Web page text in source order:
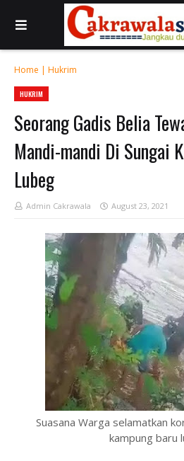
Home | Hukrim
HUKRIM
Seorang Gadis Belia
Mandi-mandi Di Sungai
Lubeg
Admin Cakrawala August 23, 2021
Suasana Warga selamatkan
kampung baru